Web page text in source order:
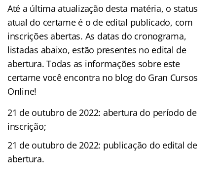
Até a última atualização desta matéria, o status
atual do certame é o de edital publicado, com
inscrições abertas. As datas do cronograma,
listadas abaixo, estão presentes no edital de
abertura. Todas as informações sobre este
certame você encontra no blog do Gran Cursos
Online!
21 de outubro de 2022: abertura do período de
inscrição;
21 de outubro de 2022: publicação do edital de
abertura.